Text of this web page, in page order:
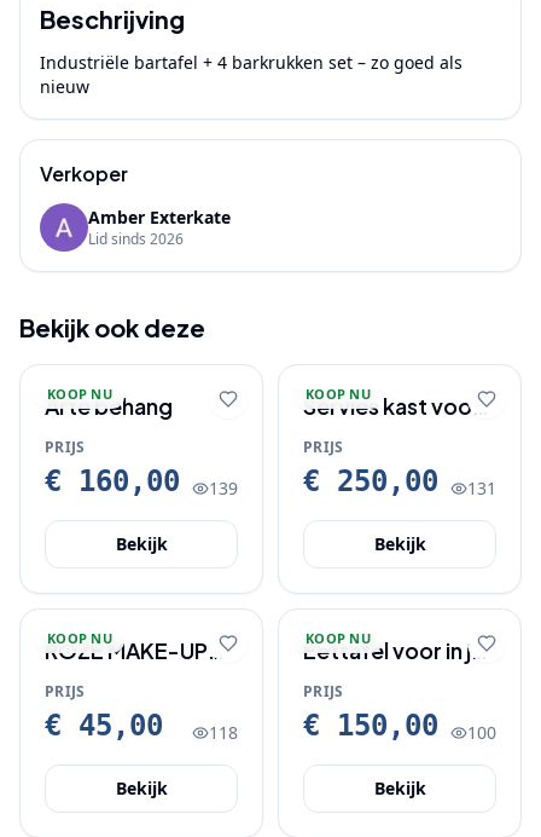
Beschrijving
Industriële bartafel + 4 barkrukken set – zo goed als
nieuw
Verkoper
Amber Exterkate
Lid sinds 2026
Bekijk ook deze
KOOP NU
Arte behang
PRIJS
€ 160,00 139
Bekijk
KOOP NU
Servies kast voor
in je keuken of
woonkamer
PRIJS
€ 250,00 131
Bekijk
KOOP NU
ROZE MAKE-UP
STOEL NOG
SPLINTER NIEUW IN
JONGE DAMES
PRIJS
€ 45,00 118
Bekijk
KOOP NU
Eettafel voor in je
woonkeuken/
woonkamer
PRIJS
€ 150,00 100
Bekijk